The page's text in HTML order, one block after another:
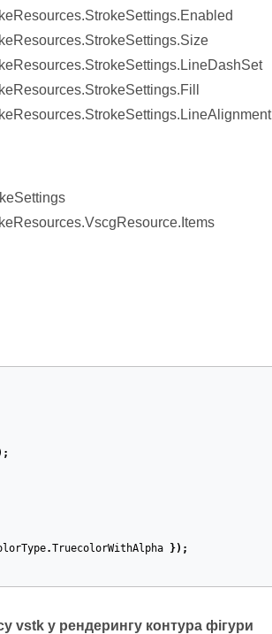
.TruecolorWithAlpha
});
vstk у рендерингу контура фігури